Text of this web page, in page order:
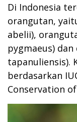
Di Indonesia
orangutan,
abelii),
pygmaeus)
tapanuliensis).
berdasarkan
Conservation